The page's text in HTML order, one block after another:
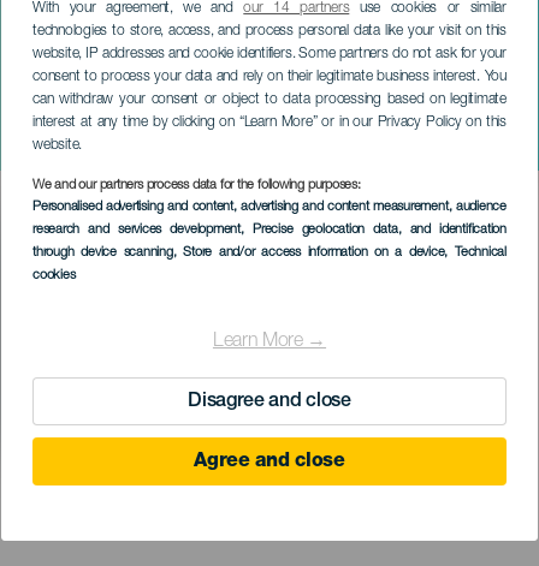
With your agreement, we andour 14 partnersuse cookies or similar
technologies to store, access, and process personal data like your visit on this
website, IP addresses and cookie identifiers. Some partners do not ask for your
consent to process your data and rely on their legitimate business interest. You
can withdraw your consent or object to data processing based on legitimate
interest at any time by clicking on “Learn More” or in our Privacy Policy on this
website.
We and our partners process data for the following purposes:
Personalised advertising and content, advertising and content measurement, audience
research and services development, Precise geolocation data, and identification
through device scanning, Store and/or access information on a device, Technical
cookies
Learn More →
Disagree and close
Agree and close
Fiestas Patronales de
Maspalomas
GRAN CANARIA
Imagen
Listado